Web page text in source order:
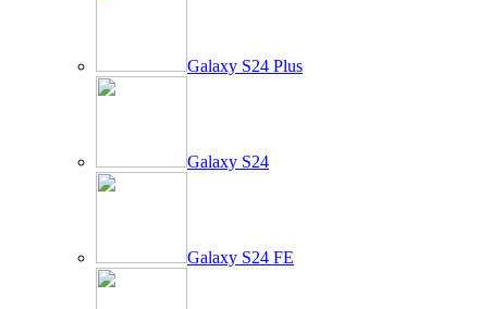
Galaxy S24 Plus
Galaxy S24
Galaxy S24 FE